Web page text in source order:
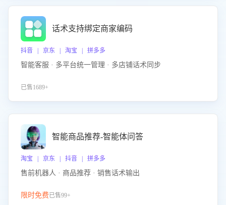
话术支持绑定商家编码
抖音 | 京东 | 淘宝 | 拼多多
智能客服 · 多平台统一管理 · 多店铺话术同步
已售1689+
智能商品推荐-智能体问答
淘宝 | 京东 | 抖音 | 拼多多
售前机器人 · 商品推荐 · 销售话术输出
限时免费已售99+